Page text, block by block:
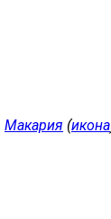
Макария (икона